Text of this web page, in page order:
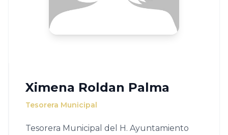
Ximena Roldan Palma
Tesorera Municipal
Tesorera Municipal del H. Ayuntamiento